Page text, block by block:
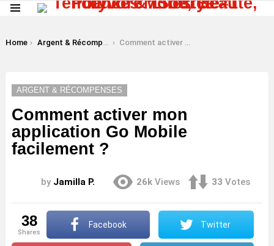
You are here:
Home Argent & Récompenses Comment activer mon application Go Mobile facilement ?
ARGENT & RÉCOMPENSES
Comment activer mon
application Go Mobile
facilement ?
by Jamilla P. 26k Views 33 Votes
38
shares
Facebook Twitter